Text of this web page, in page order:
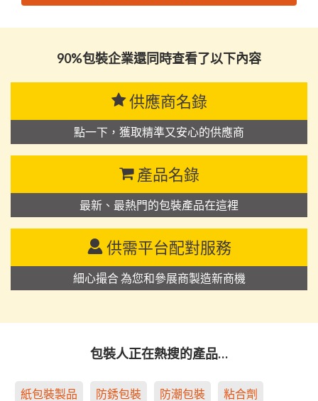
90%包裝企業還同時查看了以下內容
供應商名錄
點一下，獲取精準又安心的供應商
產品名錄
最新、最熱門的包裝產品在這裡
供需平台配對服務
細心撮合 為您和參展商製造新商機
包裝人正在熱搜的產品…
紙包裝製品 防銹包裝 防潮包裝 粘合劑